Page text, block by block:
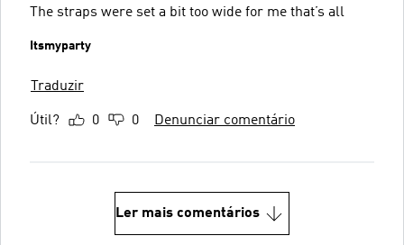
The straps were set a bit too wide for me that’s all
Itsmyparty
Traduzir
Útil? 0 0 Denunciar comentário
Ler mais comentários